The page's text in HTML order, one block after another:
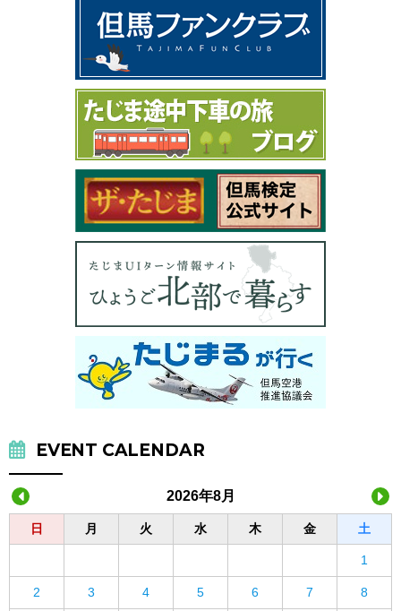
EVENT CALENDAR
2026年8月
日 月 火 水 木 金 土
1
2 3 4 5 6 7 8